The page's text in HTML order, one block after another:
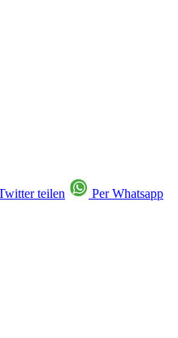
teilen
Per Whatsapp